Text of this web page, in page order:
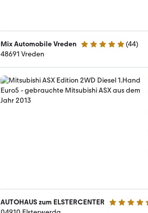
Mix Automobile Vreden 5 Sterne (44)
48691 Vreden
AUTOHAUS zum ELSTERCENTER 5 Sterne